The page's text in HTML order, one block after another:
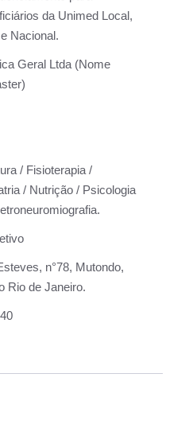
da Unimed Local,
Nacional.
Geral Ltda (Nome
/ Fisioterapia /
/ Nutrição / Psicologia
n°78, Mutondo,
Rio de Janeiro.